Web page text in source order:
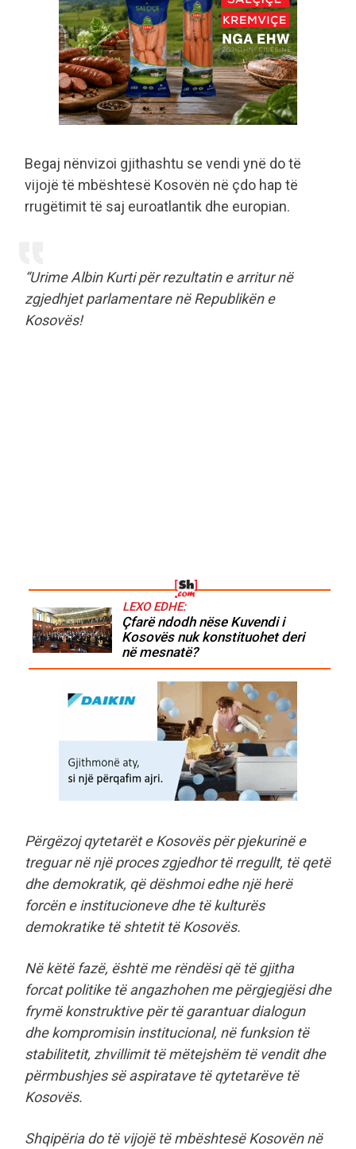
Begaj nënvizoi gjithashtu se vendi ynë do të
vijojë të mbështesë Kosovën në çdo hap të
rrugëtimit të saj euroatlantik dhe europian.
“Urime Albin Kurti për rezultatin e arritur në
zgjedhjet parlamentare në Republikën e
Kosovës!
LEXO EDHE:
Çfarë ndodh nëse Kuvendi i
Kosovës nuk konstituohet deri
në mesnatë?
Përgëzoj qytetarët e Kosovës për pjekurinë e
treguar në një proces zgjedhor të rregullt, të qetë
dhe demokratik, që dëshmoi edhe një herë
forcën e institucioneve dhe të kulturës
demokratike të shtetit të Kosovës.
Në këtë fazë, është me rëndësi që të gjitha
forcat politike të angazhohen me përgjegjësi dhe
frymë konstruktive për të garantuar dialogun
dhe kompromisin institucional, në funksion të
stabilitetit, zhvillimit të mëtejshëm të vendit dhe
përmbushjes së aspiratave të qytetarëve të
Kosovës.
Shqipëria do të vijojë të mbështesë Kosovën në